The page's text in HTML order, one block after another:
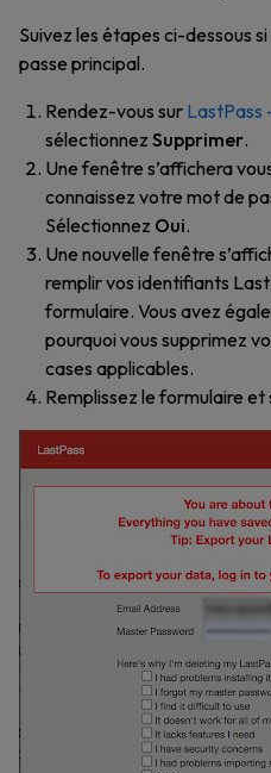
Suivez les étapes ci-dessous
passe principal.
Rendez-vous sur LastPass
sélectionnez Supprimer.
Une fenêtre s’affichera
connaissez votre mot de
Sélectionnez Oui.
Une nouvelle fenêtre
remplir vos identifiants
formulaire. Vous avez
pourquoi vous supprimez
cases applicables.
Remplissez le formulaire